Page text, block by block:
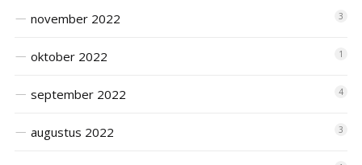
november 2022 3
oktober 2022 1
september 2022 4
augustus 2022 3